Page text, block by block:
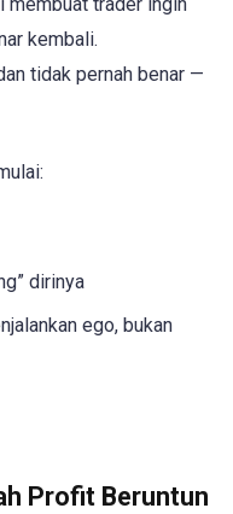
kembali.
tidak pernah benar —
dirinya
ego, bukan
Profit Beruntun